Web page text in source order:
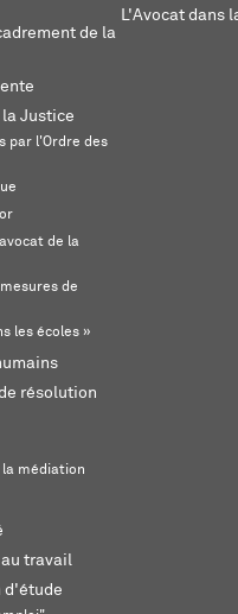
de la
Justice
par l'Ordre des
de la
de
les écoles »
résolution
la médiation
travail
d'étude
L'Avocat dans